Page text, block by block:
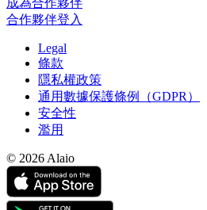
成為合作夥伴
合作夥伴登入
Legal
條款
隱私權政策
通用數據保護條例（GDPR）
安全性
濫用
© 2026 Alaio